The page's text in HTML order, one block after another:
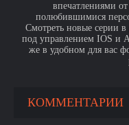
впечатлениями
полюбившимися
Смотреть новые серии
под управлением IOS и
же в удобном для вас
КОММЕНТАРИИ